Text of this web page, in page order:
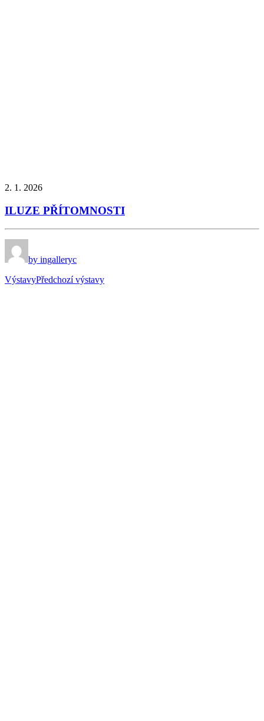
2. 1. 2026
ILUZE PŘÍTOMNOSTI
by ingalleryc
VýstavyPředchozí výstavy